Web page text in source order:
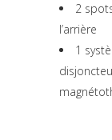
2
l’arrière
1